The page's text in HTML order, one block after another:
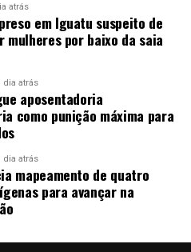
atrás
em Iguatu suspeito de
por baixo da saia
dia atrás
aposentadoria
como punição máxima para
dia atrás
mapeamento de quatro
para avançar na